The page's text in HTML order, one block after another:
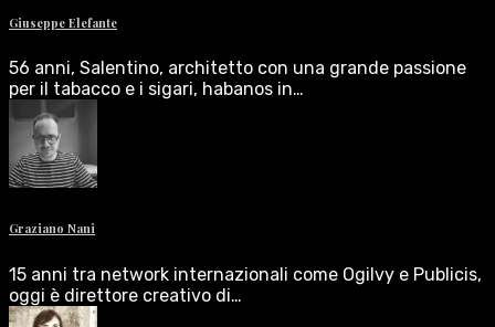
Giuseppe Elefante
56 anni, Salentino, architetto con una grande passione
per il tabacco e i sigari, habanos in…
Graziano Nani
15 anni tra network internazionali come Ogilvy e Publicis,
oggi è direttore creativo di…